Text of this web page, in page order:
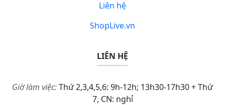
Liên hệ
ShopLive.vn
LIÊN HỆ
Giờ làm việc:Thứ 2,3,4,5,6: 9h-12h; 13h30-17h30 + Thứ
7, CN: nghỉ